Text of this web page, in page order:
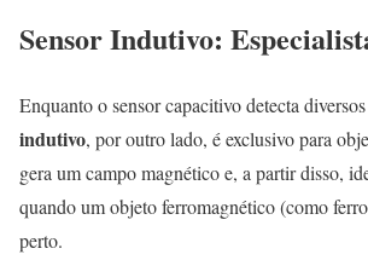
Sensor Indutivo:
Enquanto o sensor capacitivo detecta
indutivo, por outro lado, é exclusivo para
gera um campo magnético e, a partir disso,
quando um objeto ferromagnético (como
perto.